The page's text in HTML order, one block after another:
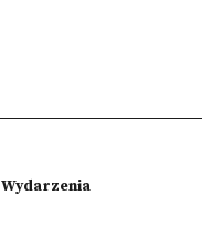
Wydarzenia